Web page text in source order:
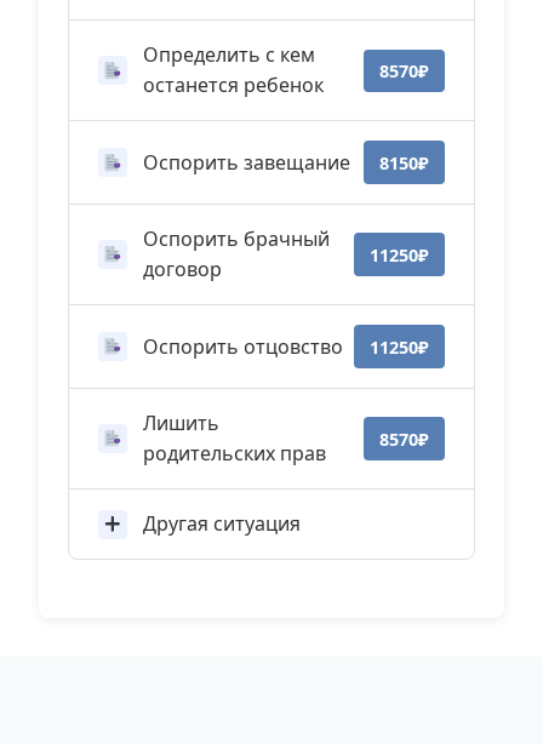
Определить с кем
останется ребенок
8570₽
Оспорить завещание 8150₽
Оспорить брачный
договор
11250₽
Оспорить отцовство 11250₽
Лишить
родительских прав
8570₽
Другая ситуация